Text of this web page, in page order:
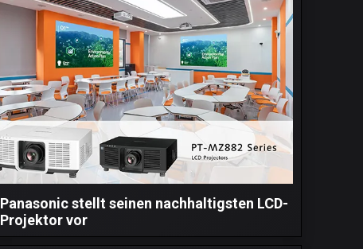
Panasonic stellt seinen nachhaltigsten LCD-
Projektor vor